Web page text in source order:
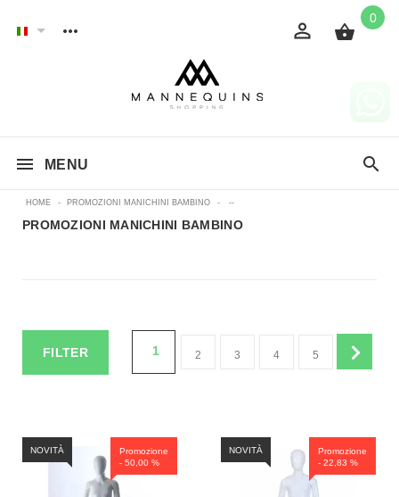
0
MENU
HOME - PROMOZIONI MANICHINI BAMBINO - --
PROMOZIONI MANICHINI BAMBINO
FILTER 1 2 3 4 5
Promozione
- 50,00 %
NOVITÀ
Promozione
- 22,83 %
NOVITÀ